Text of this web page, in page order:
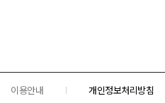
이용안내 개인정보처리방침